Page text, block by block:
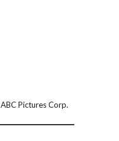
ABC Pictures Corp.